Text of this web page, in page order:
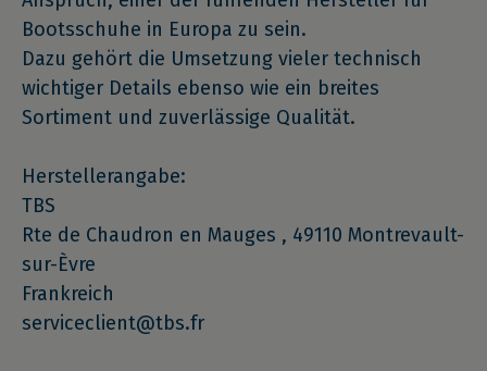
Bootsschuhe in Europa zu sein.
Dazu gehört die Umsetzung vieler technisch
wichtiger Details ebenso wie ein breites
Sortiment und zuverlässige Qualität.
Herstellerangabe:
TBS
Rte de Chaudron en Mauges , 49110 Montrevault-
sur-Èvre
Frankreich
serviceclient@tbs.fr